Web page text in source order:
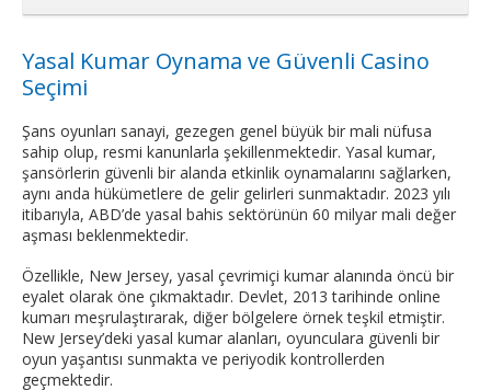
Yasal Kumar Oynama ve Güvenli Casino
Seçimi
Şans oyunları sanayi, gezegen genel büyük bir mali nüfusa
sahip olup, resmi kanunlarla şekillenmektedir. Yasal kumar,
şansörlerin güvenli bir alanda etkinlik oynamalarını sağlarken,
aynı anda hükümetlere de gelir gelirleri sunmaktadır. 2023 yılı
itibarıyla, ABD’de yasal bahis sektörünün 60 milyar mali değer
aşması beklenmektedir.
Özellikle, New Jersey, yasal çevrimiçi kumar alanında öncü bir
eyalet olarak öne çıkmaktadır. Devlet, 2013 tarihinde online
kumarı meşrulaştırarak, diğer bölgelere örnek teşkil etmiştir.
New Jersey’deki yasal kumar alanları, oyunculara güvenli bir
oyun yaşantısı sunmakta ve periyodik kontrollerden
geçmektedir.